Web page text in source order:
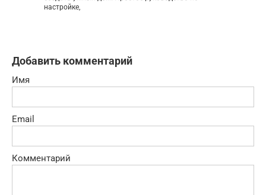
настройке,
Добавить комментарий
Имя
Email
Комментарий